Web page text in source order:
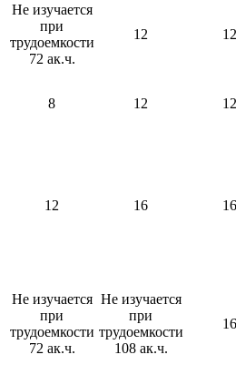
Не изучается
при
трудоемкости
72 ак.ч.
12 12
8 12 12
12 16 16
Не изучается
при
трудоемкости
72 ак.ч.
Не изучается
при
трудоемкости
108 ак.ч.
16